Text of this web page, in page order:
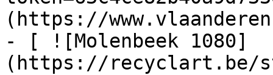
(https://
- [ ![Molenbeek 1080]
(https://recyclart.be/